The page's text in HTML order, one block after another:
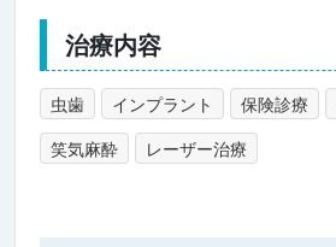
治療内容
虫歯 インプラント 保険診療
笑気麻酔
レーザー治療